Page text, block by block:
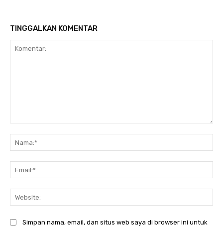
TINGGALKAN KOMENTAR
Simpan nama, email, dan situs web saya di browser ini untuk